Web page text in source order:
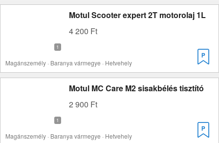
Motul Scooter expert 2T motorolaj 1L
4 200 Ft
Magánszemély · Baranya vármegye · Hetvehely
Motul MC Care M2 sisakbélés tisztító
2 900 Ft
Magánszemély · Baranya vármegye · Hetvehely